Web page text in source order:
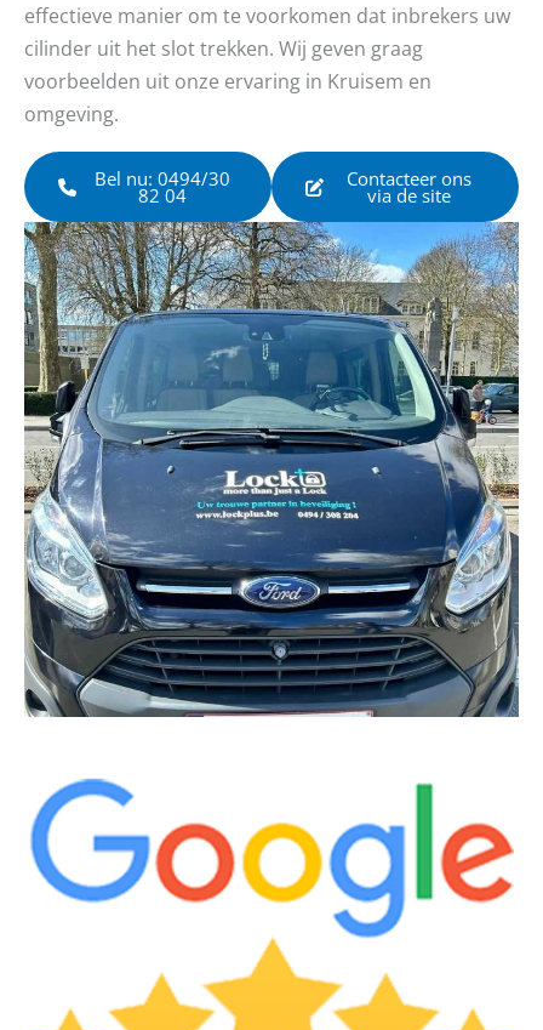
effectieve manier om te voorkomen dat inbrekers uw
cilinder uit het slot trekken. Wij geven graag
voorbeelden uit onze ervaring in Kruisem en
omgeving.
Bel nu: 0494/30
82 04
Contacteer ons
via de site